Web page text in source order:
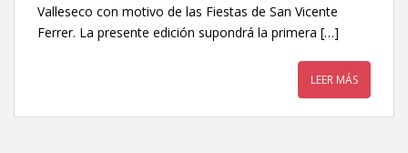
Valleseco con motivo de las Fiestas de San Vicente
Ferrer. La presente edición supondrá la primera […]
LEER MÁS